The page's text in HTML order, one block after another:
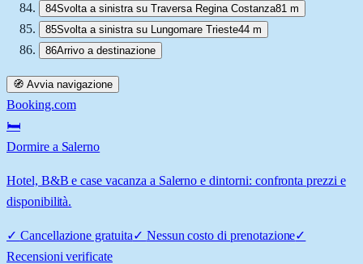
84Svolta a sinistra su Traversa Regina Costanza81 m
85Svolta a sinistra su Lungomare Trieste44 m
86Arrivo a destinazione
🧭 Avvia navigazione
Booking.com
🛏️
Dormire a Salerno
Hotel, B&B e case vacanza a Salerno e dintorni: confronta prezzi e
disponibilità.
✓ Cancellazione gratuita✓ Nessun costo di prenotazione✓
Recensioni verificate